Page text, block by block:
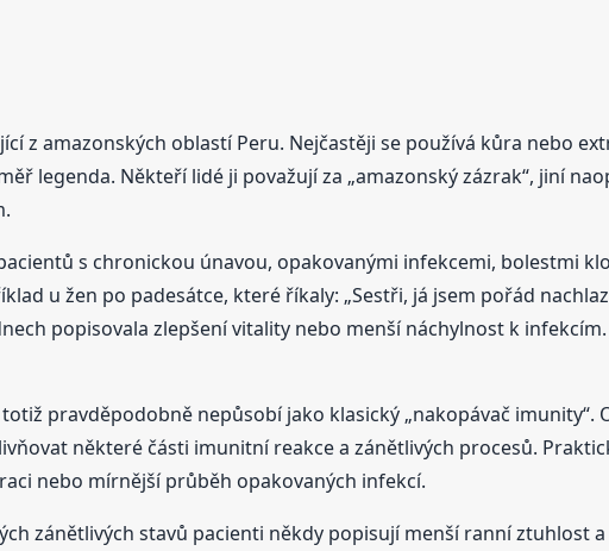
z amazonských oblastí Peru. Nejčastěji se používá kůra nebo
legenda. Někteří lidé ji považují za „amazonský zázrak“, jiní
s chronickou únavou, opakovanými infekcemi, bolestmi
u žen po padesátce, které říkaly: „Sestři, já jsem pořád
popisovala zlepšení vitality nebo menší náchylnost k infekcím.
pravděpodobně nepůsobí jako klasický „nakopávač imunity“.
některé části imunitní reakce a zánětlivých procesů.
nebo mírnější průběh opakovaných infekcí.
zánětlivých stavů pacienti někdy popisují menší ranní ztuhlost